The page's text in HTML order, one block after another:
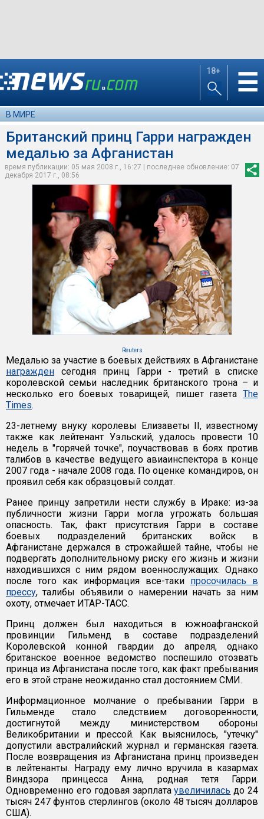
18+ ☰
В МИРЕ
Британский принц Гарри награжден
медалью за Афганистан
время публикации: 05 мая 2008 г., 16:27 | последнее обновление: 07
декабря 2017 г., 08:56
Reuters
Медалью за участие в боевых действиях в Афганистане
награжден сегодня принц Гарри - третий в списке
королевской семьи наследник британского трона – и
несколько его боевых товарищей, пишет газета The
Times.
23-летнему внуку королевы Елизаветы II, известному
также как лейтенант Уэльский, удалось провести 10
недель в "горячей точке", поучаствовав в боях против
талибов в качестве ведущего авиаинспектора в конце
2007 года - начале 2008 года. По оценке командиров, он
проявил себя как образцовый солдат.
Ранее принцу запретили нести службу в Ираке: из-за
публичности жизни Гарри могла угрожать большая
опасность. Так, факт присутствия Гарри в составе
боевых подразделений британских войск в
Афганистане держался в строжайшей тайне, чтобы не
подвергать дополнительному риску его жизнь и жизни
находившихся с ним рядом военнослужащих. Однако
после того как информация все-таки просочилась в
прессу, талибы объявили о намерении начать за ним
охоту, отмечает ИТАР-ТАСС.
Принц должен был находиться в южноафганской
провинции Гильменд в составе подразделений
Королевской конной гвардии до апреля, однако
британское военное ведомство поспешило отозвать
принца из Афганистана после того, как факт пребывания
его в этой стране неожиданно стал достоянием СМИ.
Информационное молчание о пребывании Гарри в
Гильменде стало следствием договоренности,
достигнутой между министерством обороны
Великобритании и прессой. Как выяснилось, "утечку"
допустили австралийский журнал и германская газета.
После возвращения из Афганистана принц произведен
в лейтенанты. Награду ему лично вручила в казармах
Виндзора принцесса Анна, родная тетя Гарри.
Одновременно его годовая зарплатаувеличилась до 24
тысяч 247 фунтов стерлингов (около 48 тысяч долларов
США).